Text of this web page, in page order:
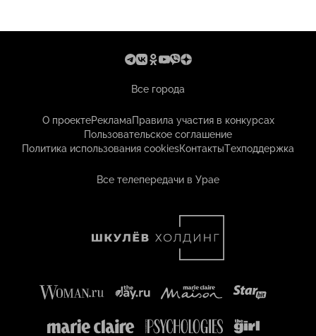
Все города
О проектеРекламаПравила участия в конкурсах
Пользовательское соглашение
Политика использования cookiesКонтактыТехподдержка
Все телепередачи в Урае